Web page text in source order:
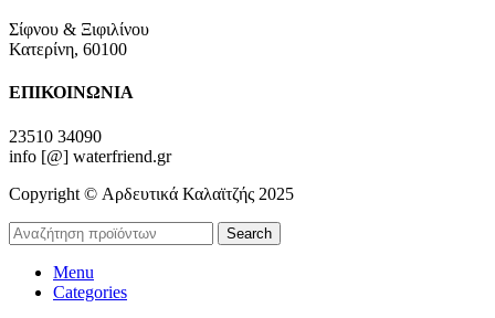
Σίφνου & Ξιφιλίνου
Κατερίνη, 60100
ΕΠΙΚΟΙΝΩΝΙΑ
23510 34090
info [@] waterfriend.gr
Copyright © Αρδευτικά Καλαϊτζής 2025
Search
Menu
Categories